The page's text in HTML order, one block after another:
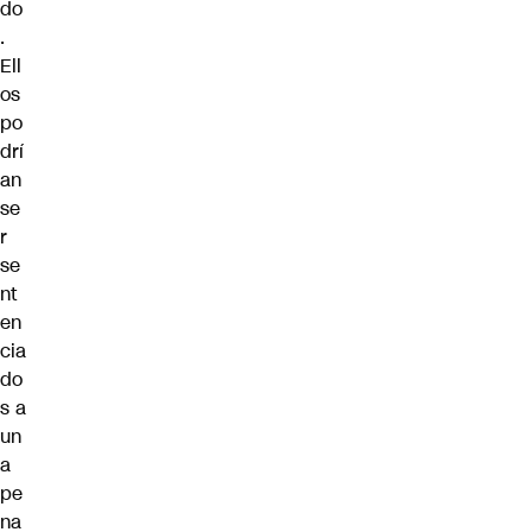
do
.
Ell
os
po
drí
an
se
r
se
nt
en
cia
do
s a
un
a
pe
na